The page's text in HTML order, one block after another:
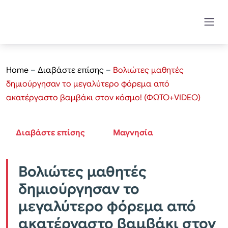
Home – Διαβάστε επίσης – Βολιώτες μαθητές
δημιούργησαν το μεγαλύτερο φόρεμα από
ακατέργαστο βαμβάκι στον κόσμο! (ΦΩΤΟ+VIDEO)
Διαβάστε επίσης Μαγνησία
Βολιώτες μαθητές
δημιούργησαν το
μεγαλύτερο φόρεμα από
ακατέργαστο βαμβάκι στον